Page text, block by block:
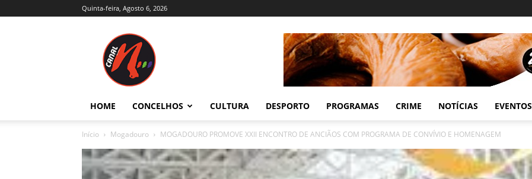
Quinta-feira, Agosto 6, 2026
Trás-
e
Alto
Douro
HOME CONCELHOS CULTURA DESPORTO PROGRAMAS CRIME NOTÍCIAS EVENTOS
Início Mogadouro MOGADOURO PROMOVE XXII ENCONTRO DE ANCIÃOS COM PROGRAMA DE CONVÍVIO E HOMENAGEM